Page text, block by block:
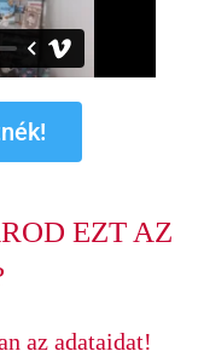
EZT AZ
az adataidat!